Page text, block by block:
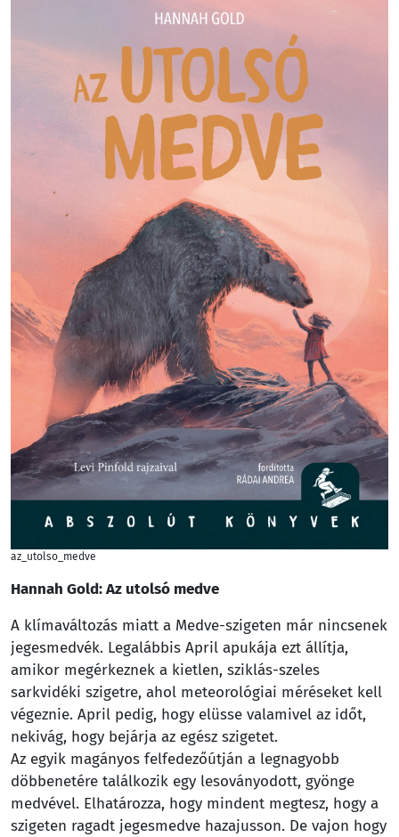
az_utolso_medve
Hannah Gold: Az utolsó medve
A klímaváltozás miatt a Medve-szigeten már nincsenek
jegesmedvék. Legalábbis April apukája ezt állítja,
amikor megérkeznek a kietlen, sziklás-szeles
sarkvidéki szigetre, ahol meteorológiai méréseket kell
végeznie. April pedig, hogy elüsse valamivel az időt,
nekivág, hogy bejárja az egész szigetet.
Az egyik magányos felfedezőútján a legnagyobb
döbbenetére találkozik egy lesoványodott, gyönge
medvével. Elhatározza, hogy mindent megtesz, hogy a
szigeten ragadt jegesmedve hazajusson. De vajon hogy